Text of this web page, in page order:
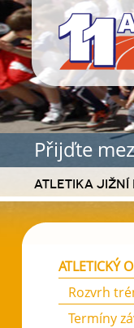
Přijďte
Atletika Jižní
ATLETICKÝ
Rozvrh
Termíny